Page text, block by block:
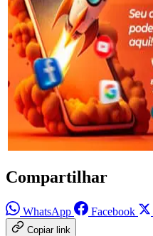
Compartilhar
WhatsApp Facebook
Copiar link